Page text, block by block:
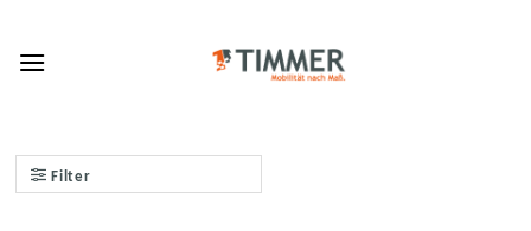
content
Filter